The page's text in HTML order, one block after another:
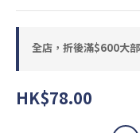
全店，折後滿$600大
HK$78.00